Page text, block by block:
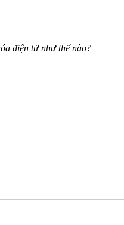
điện tử như thế nào?